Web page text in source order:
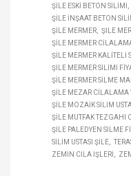
ŞILE ESKI BETON SILIMI
ŞILE INŞAAT BETON
ŞILE MERMER
ŞILE
ŞILE MERMER
ŞILE MERMER KALITELI
ŞILE MERMER SILIMI
ŞILE MERMER SILME
ŞILE MEZAR CILALAMA
ŞILE MOZAIK SILIM
ŞILE MUTFAK TEZGAHI
ŞILE PALEDYEN SILME
SILIM USTASI ŞILE
ZEMIN CILA IŞLERI